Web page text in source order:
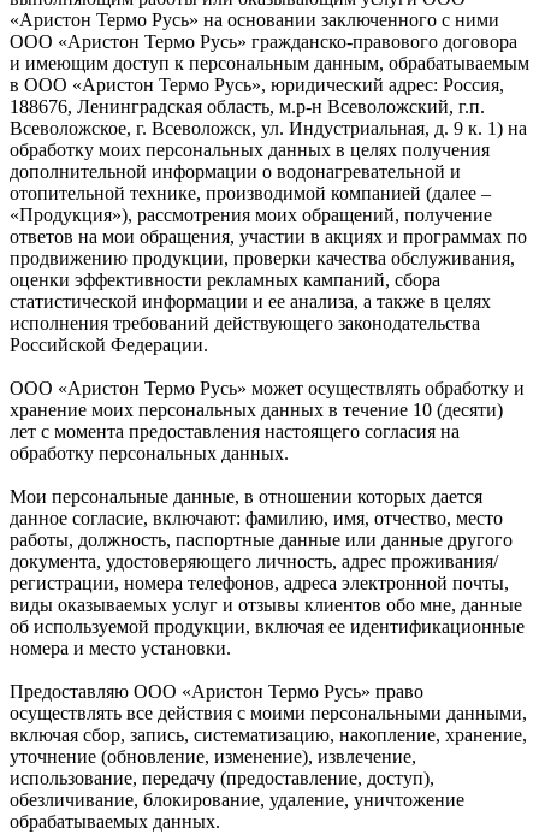
«Аристон Термо Русь» на основании заключенного с ними
ООО «Аристон Термо Русь» гражданско-правового договора
и имеющим доступ к персональным данным, обрабатываемым
в ООО «Аристон Термо Русь», юридический адрес: Россия,
188676, Ленинградская область, м.р-н Всеволожский, г.п.
Всеволожское, г. Всеволожск, ул. Индустриальная, д. 9 к. 1) на
обработку моих персональных данных в целях получения
дополнительной информации о водонагревательной и
отопительной технике, производимой компанией (далее –
«Продукция»), рассмотрения моих обращений, получение
ответов на мои обращения, участии в акциях и программах по
продвижению продукции, проверки качества обслуживания,
оценки эффективности рекламных кампаний, сбора
статистической информации и ее анализа, а также в целях
исполнения требований действующего законодательства
Российской Федерации.
ООО «Аристон Термо Русь» может осуществлять обработку и
хранение моих персональных данных в течение 10 (десяти)
лет с момента предоставления настоящего согласия на
обработку персональных данных.
Мои персональные данные, в отношении которых дается
данное согласие, включают: фамилию, имя, отчество, место
работы, должность, паспортные данные или данные другого
документа, удостоверяющего личность, адрес проживания/
регистрации, номера телефонов, адреса электронной почты,
виды оказываемых услуг и отзывы клиентов обо мне, данные
об используемой продукции, включая ее идентификационные
номера и место установки.
Предоставляю ООО «Аристон Термо Русь» право
осуществлять все действия с моими персональными данными,
включая сбор, запись, систематизацию, накопление, хранение,
уточнение (обновление, изменение), извлечение,
использование, передачу (предоставление, доступ),
обезличивание, блокирование, удаление, уничтожение
обрабатываемых данных.